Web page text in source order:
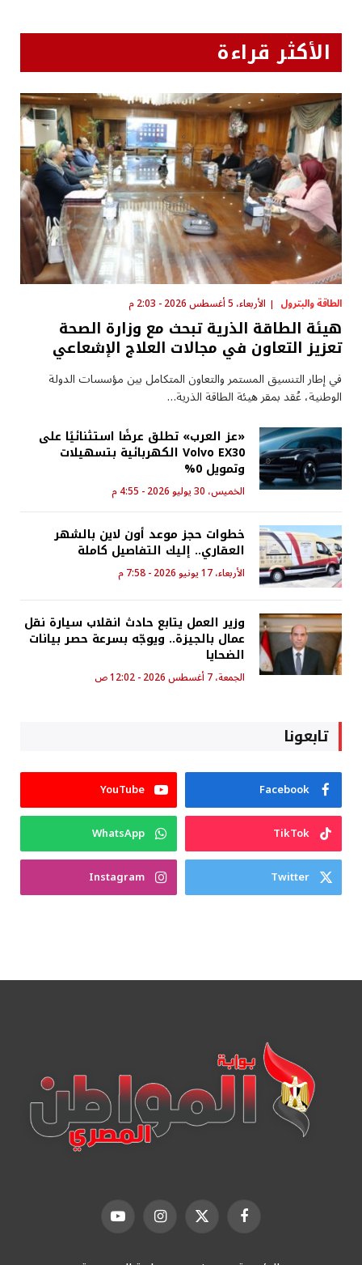
الأكثر قراءة
الطاقة والبترول الأربعاء، 5 أغسطس 2026 - 2:03 م
هيئة الطاقة الذرية تبحث مع وزارة الصحة
تعزيز التعاون في مجالات العلاج الإشعاعي
في إطار التنسيق المستمر والتعاون المتكامل بين مؤسسات الدولة
الوطنية، عُقد بمقر هيئة الطاقة الذرية…
«عز العرب» تطلق عرضًا استثنائيًا على
Volvo EX30 الكهربائية بتسهيلات
وتمويل 0%
الخميس، 30 يوليو 2026 - 4:55 م
خطوات حجز موعد أون لاين بالشهر
العقاري.. إليك التفاصيل كاملة
الأربعاء، 17 يونيو 2026 - 7:58 م
وزير العمل يتابع حادث انقلاب سيارة نقل
عمال بالجيزة.. ويوجّه بسرعة حصر بيانات
الضحايا
الجمعة، 7 أغسطس 2026 - 12:02 ص
تابعونا
Facebook
YouTube
TikTok
WhatsApp
Twitter
Instagram
فيسبوك X الانستغراميوتيوب